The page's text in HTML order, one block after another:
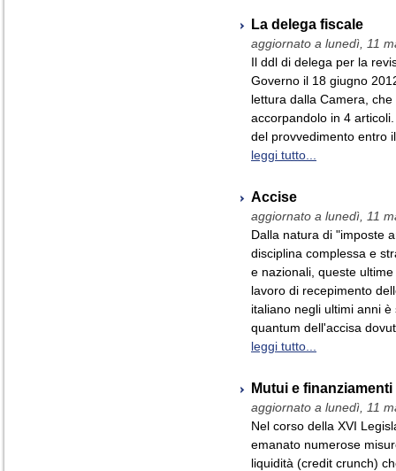
La delega fiscale
aggiornato a lunedì, 11
Il ddl di delega per la
Governo il 18 giugno
lettura dalla Camera,
accorpandolo in 4
del provvedimento entro
leggi tutto...
Accise
aggiornato a lunedì, 11
Dalla natura di "imposte
disciplina complessa e
e nazionali, queste
lavoro di recepimento
italiano negli ultimi anni
quantum dell'accisa
leggi tutto...
Mutui e
aggiornato a lunedì, 11
Nel corso della XVI
emanato numerose
liquidità (credit crunch)